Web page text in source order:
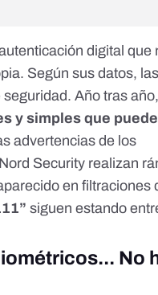
digital que
Según sus datos, las
seguridad. Año tras
y simples que
advertencias de los
Nord Security realizan
en filtraciones
siguen estando
No